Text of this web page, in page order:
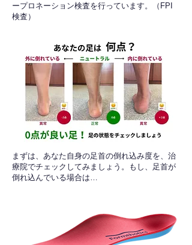
ープロネーション検査を行っています。（FPI
検査）​
​まずは、あなた自身の足首の倒れ込み度を、治
療院でチェックしてみましょう。もし、足首が
倒れ込んでいる場合は…